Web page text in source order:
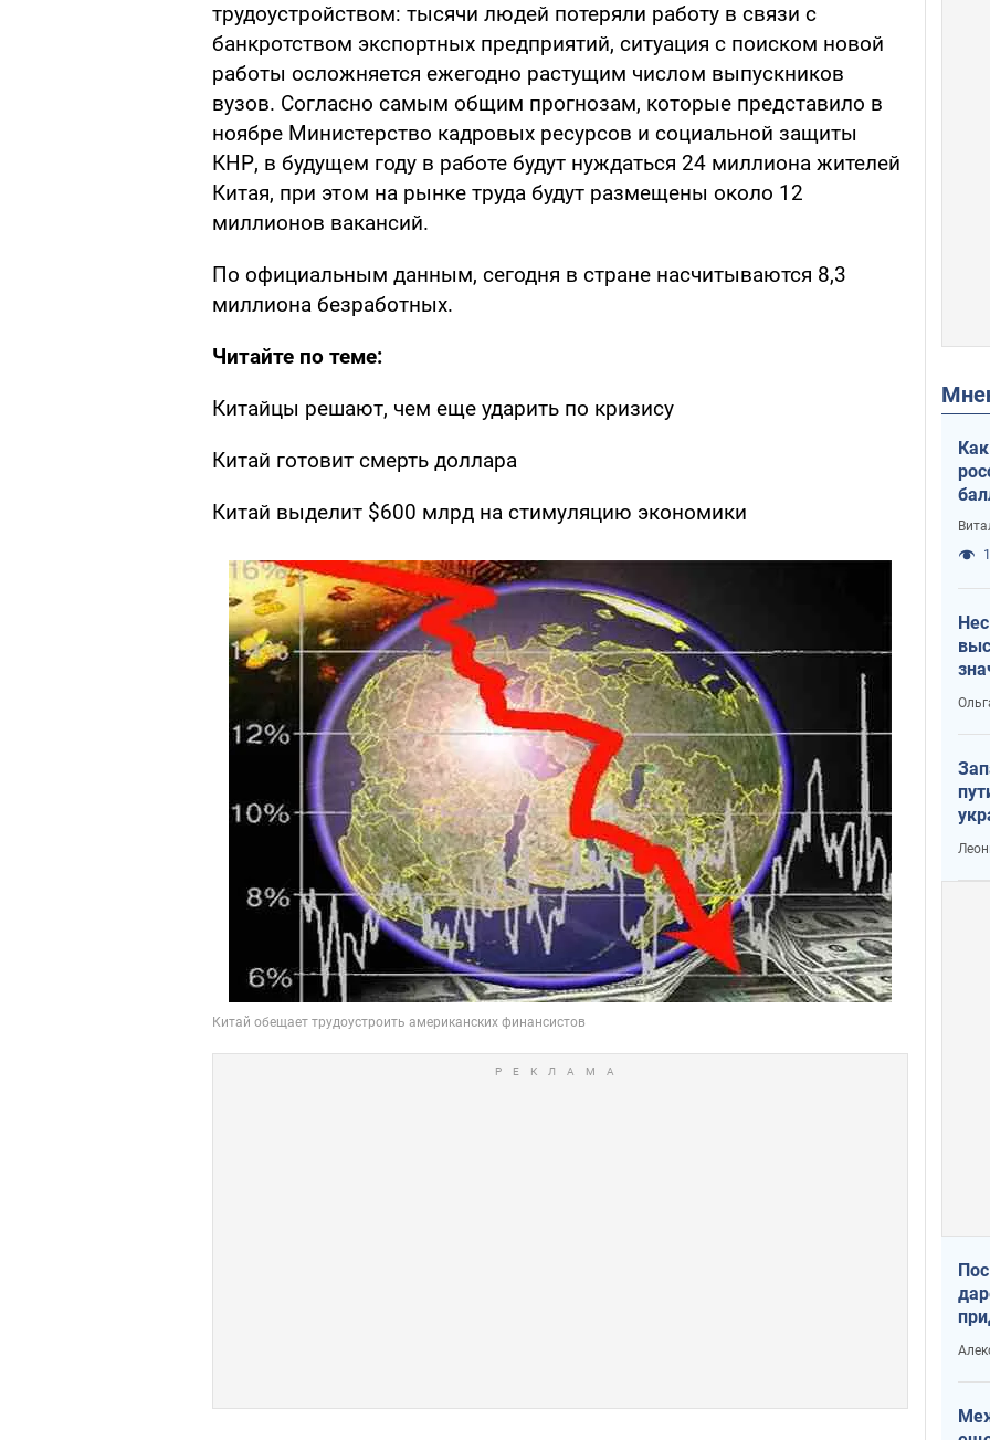
трудоустройством: тысячи людей потеряли работу в связи с
банкротством экспортных предприятий, ситуация с поиском новой
работы осложняется ежегодно растущим числом выпускников
вузов. Согласно самым общим прогнозам, которые представило в
ноябре Министерство кадровых ресурсов и социальной защиты
КНР, в будущем году в работе будут нуждаться 24 миллиона жителей
Китая, при этом на рынке труда будут размещены около 12
миллионов вакансий.
По официальным данным, сегодня в стране насчитываются 8,3
миллиона безработных.
Читайте по теме:
Китайцы решают, чем еще ударить по кризису
Китай готовит смерть доллара
Китай выделит $600 млрд на стимуляцию экономики